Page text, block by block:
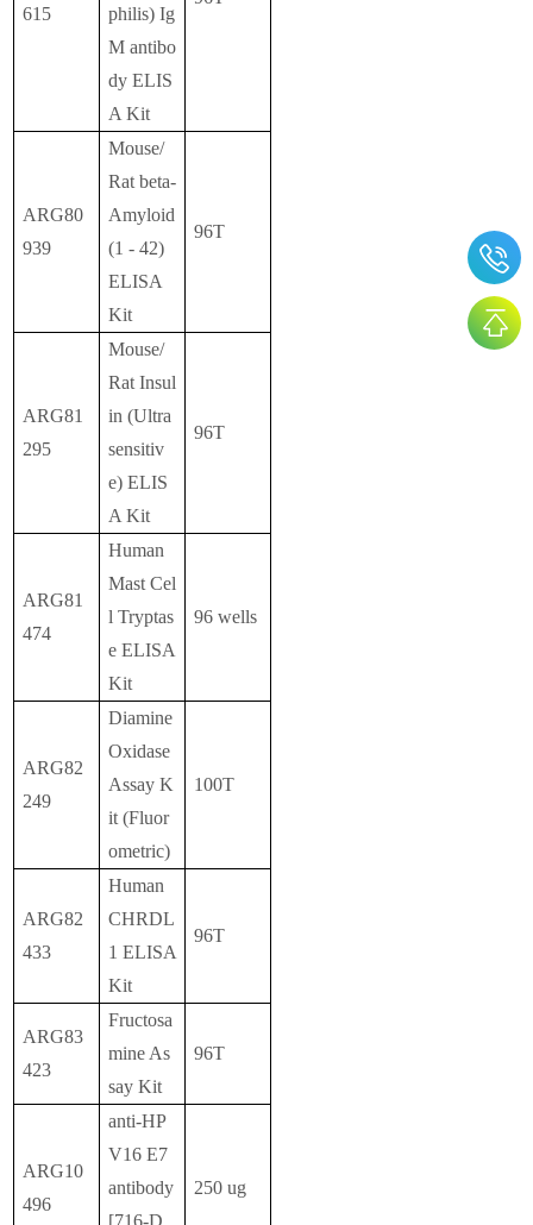
615
philis) Ig
M antibo
dy ELIS
A Kit
ARG80
939
Mouse/
Rat beta-
Amyloid
(1 - 42)
ELISA
Kit
96T
ARG81
295
Mouse/
Rat Insul
in (Ultra
sensitiv
e) ELIS
A Kit
96T
ARG81
474
Human
Mast Cel
l Tryptas
e ELISA
Kit
96 wells
ARG82
249
Diamine
Oxidase
Assay K
it (Fluor
ometric)
100T
ARG82
433
Human
CHRDL
1 ELISA
Kit
96T
ARG83
423
Fructosa
mine As
say Kit
96T
ARG10
496
anti-HP
V16 E7
antibody
[716-D
250 ug